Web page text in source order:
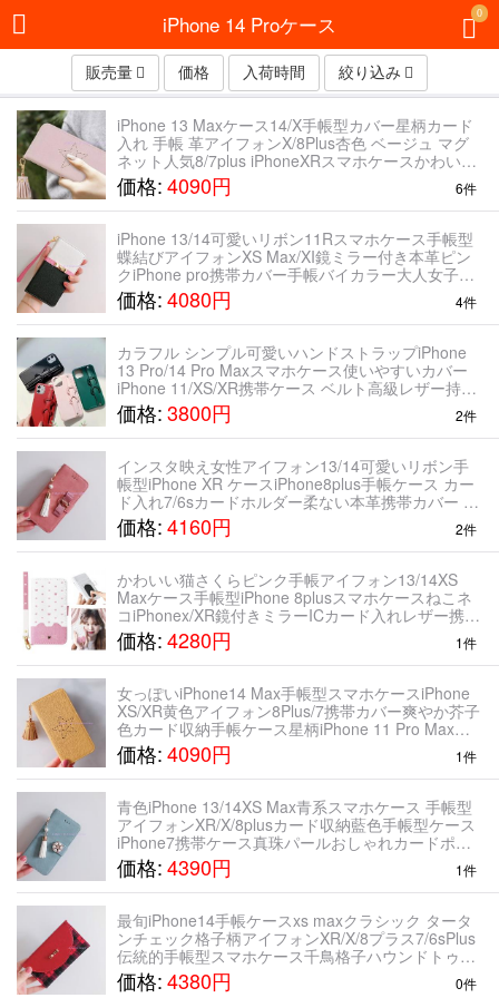
0
iPhone 14 Proケース
販売量 価格 入荷時間 絞り込み
iPhone 13 Maxケース14/X手帳型カバー星柄カード
入れ 手帳 革アイフォンX/8Plus杏色 ベージュ マグ
ネット人気8/7plus iPhoneXRスマホケースかわいい
レディース 星柄iPhone 11 Pro
価格:4090円 6件
iPhone 13/14可愛いリボン11Rスマホケース手帳型
蝶結びアイフォンXS Max/XI鏡ミラー付き本革ピン
クiPhone pro携帯カバー手帳バイカラー大人女子人
気X/8plus/7ブランド白いストラップ付きiPhone 11
Pr
価格:4080円 4件
カラフル シンプル可愛いハンドストラップiPhone
13 Pro/14 Pro Maxスマホケース使いやすいカバー
iPhone 11/XS/XR携帯ケース ベルト高級レザー持ち
やすいアイフォンX/8plus/7ハンドベルト付きハート
柄
価格:3800円 2件
インスタ映え女性アイフォン13/14可愛いリボン手
帳型iPhone XR ケースiPhone8plus手帳ケース カー
ド入れ7/6sカードホルダー柔ない本革携帯カバー ピ
ンク エレガント ストラップ付きiPhone 11 Pro
価格:4160円 2件
かわいい猫さくらピンク手帳アイフォン13/14XS
Maxケース手帳型iPhone 8plusスマホケースねこネ
コiPhonex/XR鏡付きミラーICカード入れレザー携帯
カバー高級革製ストライプ付き カード収納女性手帳
桜色7plusケースi
価格:4280円 1件
女っぽいiPhone14 Max手帳型スマホケースiPhone
XS/XR黄色アイフォン8Plus/7携帯カバー爽やか芥子
色カード収納手帳ケース星柄iPhone 11 Pro Maxか
わいいスターからしいろ高級レザーiPhone 11 Pr
価格:4090円 1件
青色iPhone 13/14XS Max青系スマホケース 手帳型
アイフォンXR/X/8plusカード収納藍色手帳型ケース
iPhone7携帯ケース真珠パールおしゃれカードポケ
ットPUレザー手帳スタンド機能女性上品高級カバー
アイホンXS iP
価格:4390円 1件
最旬iPhone14手帳ケースxs maxクラシック タータ
ンチェック格子柄アイフォンXR/X/8プラス7/6sPlus
伝統的手帳型スマホケース千鳥格子ハウンドトゥー
ス財布型レザー高級大人可愛い携帯カバー三つ折り
紺色ピンクiPhone 11
価格:4380円 0件